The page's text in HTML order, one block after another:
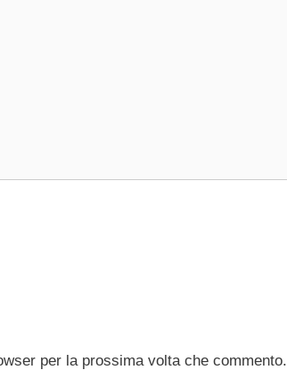
per la prossima volta che commento.